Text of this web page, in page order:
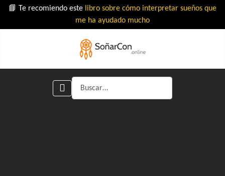
📘 Te recomiendo este libro sobre cómo interpretar sueños que
me ha ayudado mucho
Buscar